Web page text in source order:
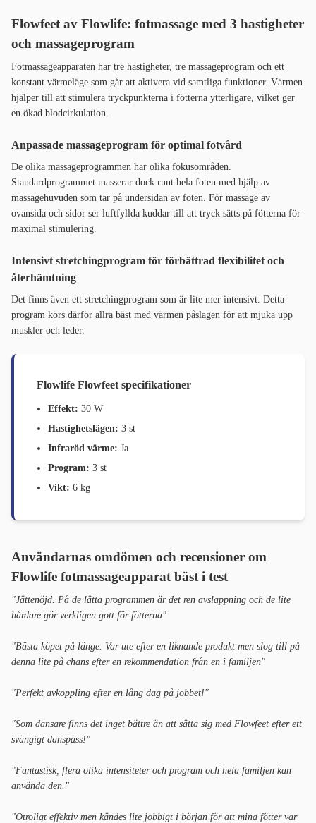
Flowfeet av Flowlife: fotmassage med 3 hastigheter
och massageprogram
Fotmassageapparaten har tre hastigheter, tre massageprogram och ett
konstant värmeläge som går att aktivera vid samtliga funktioner. Värmen
hjälper till att stimulera tryckpunkterna i fötterna ytterligare, vilket ger
en ökad blodcirkulation.
Anpassade massageprogram för optimal fotvård
De olika massageprogrammen har olika fokusområden.
Standardprogrammet masserar dock runt hela foten med hjälp av
massagehuvuden som tar på undersidan av foten. För massage av
ovansida och sidor ser luftfyllda kuddar till att tryck sätts på fötterna för
maximal stimulering.
Intensivt stretchingprogram för förbättrad flexibilitet och
återhämtning
Det finns även ett stretchingprogram som är lite mer intensivt. Detta
program körs därför allra bäst med värmen påslagen för att mjuka upp
muskler och leder.
Flowlife Flowfeet specifikationer
Effekt: 30 W
Hastighetslägen: 3 st
Infraröd värme: Ja
Program: 3 st
Vikt: 6 kg
Användarnas omdömen och recensioner om
Flowlife fotmassageapparat bäst i test
"Jättenöjd. På de lätta programmen är det ren avslappning och de lite
hårdare gör verkligen gott för fötterna"
"Bästa köpet på länge. Var ute efter en liknande produkt men slog till på
denna lite på chans efter en rekommendation från en i familjen"
"Perfekt avkoppling efter en lång dag på jobbet!"
"Som dansare finns det inget bättre än att sätta sig med Flowfeet efter ett
svängigt danspass!"
"Fantastisk, flera olika intensiteter och program och hela familjen kan
använda den."
"Otroligt effektiv men kändes lite jobbigt i början för att mina fötter var